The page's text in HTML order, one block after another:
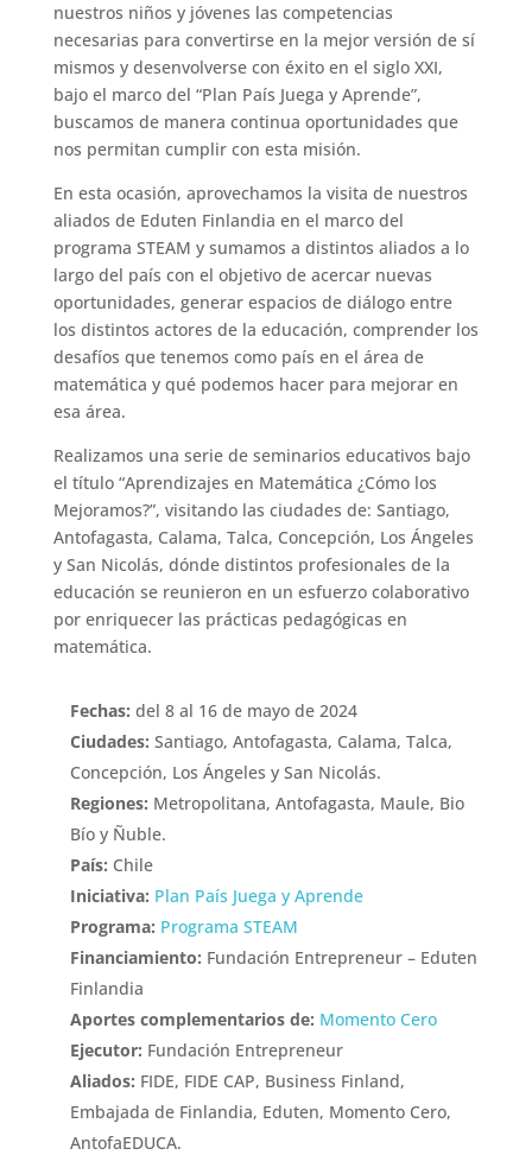
nuestros niños y jóvenes las competencias
necesarias para convertirse en la mejor versión de sí
mismos y desenvolverse con éxito en el siglo XXI,
bajo el marco del “Plan País Juega y Aprende”,
buscamos de manera continua oportunidades que
nos permitan cumplir con esta misión.
En esta ocasión, aprovechamos la visita de nuestros
aliados de Eduten Finlandia en el marco del
programa STEAM y sumamos a distintos aliados a lo
largo del país con el objetivo de acercar nuevas
oportunidades, generar espacios de diálogo entre
los distintos actores de la educación, comprender los
desafíos que tenemos como país en el área de
matemática y qué podemos hacer para mejorar en
esa área.
Realizamos una serie de seminarios educativos bajo
el título “Aprendizajes en Matemática ¿Cómo los
Mejoramos?”, visitando las ciudades de: Santiago,
Antofagasta, Calama, Talca, Concepción, Los Ángeles
y San Nicolás, dónde distintos profesionales de la
educación se reunieron en un esfuerzo colaborativo
por enriquecer las prácticas pedagógicas en
matemática.
Fechas: del 8 al 16 de mayo de 2024
Ciudades: Santiago, Antofagasta, Calama, Talca,
Concepción, Los Ángeles y San Nicolás.
Regiones: Metropolitana, Antofagasta, Maule, Bio
Bío y Ñuble.
País: Chile
Iniciativa: Plan País Juega y Aprende
Programa: Programa STEAM
Financiamiento: Fundación Entrepreneur – Eduten
Finlandia
Aportes complementarios de: Momento Cero
Ejecutor: Fundación Entrepreneur
Aliados: FIDE, FIDE CAP, Business Finland,
Embajada de Finlandia, Eduten, Momento Cero,
AntofaEDUCA.